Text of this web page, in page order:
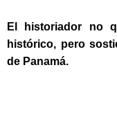
El historiador no
histórico, pero
de Panamá.